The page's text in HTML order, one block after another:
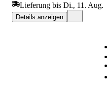
Lieferung bis Di., 11. Aug.
Details anzeigen